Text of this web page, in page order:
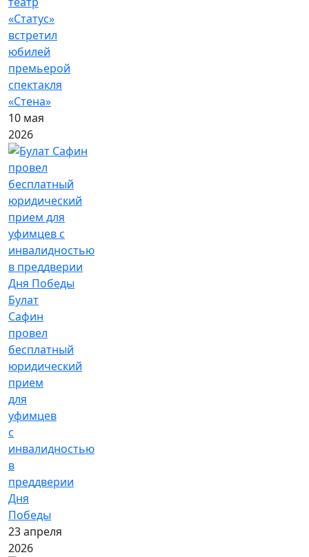
«Статус»
встретил
юбилей
премьерой
спектакля
«Стена»
10 мая
2026
Булат
Сафин
провел
бесплатный
юридический
прием
для
уфимцев
с
инвалидностью
в
преддверии
Дня
Победы
23 апреля
2026